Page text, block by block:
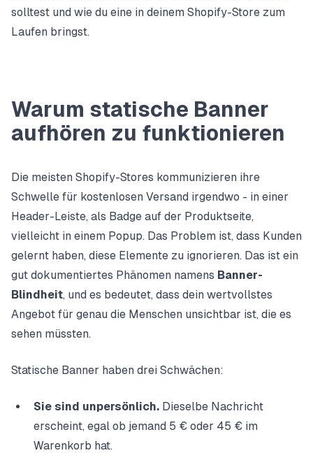
solltest und wie du eine in deinem Shopify-Store zum
Laufen bringst.
Warum statische Banner
aufhören zu funktionieren
Die meisten Shopify-Stores kommunizieren ihre
Schwelle für kostenlosen Versand irgendwo - in einer
Header-Leiste, als Badge auf der Produktseite,
vielleicht in einem Popup. Das Problem ist, dass Kunden
gelernt haben, diese Elemente zu ignorieren. Das ist ein
gut dokumentiertes Phänomen namens Banner-
Blindheit, und es bedeutet, dass dein wertvollstes
Angebot für genau die Menschen unsichtbar ist, die es
sehen müssten.
Statische Banner haben drei Schwächen:
Sie sind unpersönlich. Dieselbe Nachricht
erscheint, egal ob jemand 5 € oder 45 € im
Warenkorb hat.